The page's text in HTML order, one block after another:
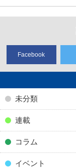
Facebook
未分類
連載
コラム
イベント